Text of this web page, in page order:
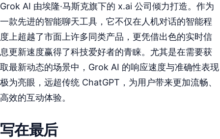
Grok AI 由埃隆·马斯克旗下的 x.ai 公司倾力打造。作为
一款先进的智能聊天工具，它不仅在人机对话的智能程
度上超越了市面上许多同类产品，更凭借出色的实时信
息更新速度赢得了科技爱好者的青睐。尤其是在需要获
取最新动态的场景中，Grok AI 的响应速度与准确性表现
极为亮眼，远超传统 ChatGPT，为用户带来更加流畅、
高效的互动体验。
写在最后